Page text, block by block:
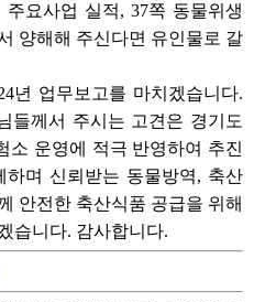
주요사업 실적, 37쪽 동물위생
양해해 주신다면 유인물로 갈
년 업무보고를 마치겠습니다.
들께서 주시는 고견은 경기도
소 운영에 적극 반영하여 추진
하며 신뢰받는 동물방역, 축산
안전한 축산식품 공급을 위해
습니다. 감사합니다.